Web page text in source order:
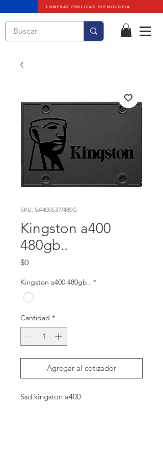
COMPRAS PÚBLICAS TECNOLOGÍA
SKU: SA400S37/480G
Kingston a400
480gb..
$0Precio
Kingston a400 480gb.. *
Cantidad *
Agregar al cotizador
Ssd kingston a400